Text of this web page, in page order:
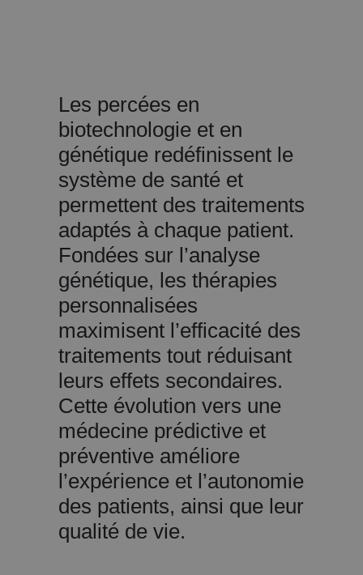
Les percées en
biotechnologie et en
génétique redéfinissent le
système de santé et
permettent des traitements
adaptés à chaque patient.
Fondées sur l’analyse
génétique, les thérapies
personnalisées
maximisent l’efficacité des
traitements tout réduisant
leurs effets secondaires.
Cette évolution vers une
médecine prédictive et
préventive améliore
l’expérience et l’autonomie
des patients, ainsi que leur
qualité de vie.